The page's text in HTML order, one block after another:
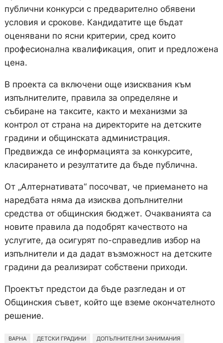
публични конкурси с предварително обявени
условия и срокове. Кандидатите ще бъдат
оценявани по ясни критерии, сред които
професионална квалификация, опит и предложена
цена.
В проекта са включени още изисквания към
изпълнителите, правила за определяне и
събиране на таксите, както и механизми за
контрол от страна на директорите на детските
градини и общинската администрация.
Предвижда се информацията за конкурсите,
класирането и резултатите да бъде публична.
От „Алтернативата“ посочват, че приемането на
наредбата няма да изисква допълнителни
средства от общинския бюджет. Очакванията са
новите правила да подобрят качеството на
услугите, да осигурят по-справедлив избор на
изпълнители и да дадат възможност на детските
градини да реализират собствени приходи.
Проектът предстои да бъде разгледан и от
Общинския съвет, който ще вземе окончателното
решение.
ВАРНА ДЕТСКИ ГРАДИНИ
ДОПЪЛНИТЕЛНИ ЗАНИМАНИЯ